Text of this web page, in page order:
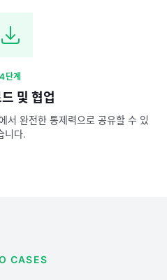
4단계
및 협업
서 완전한 통제력으로 공유할 수 있
니다.
CASES